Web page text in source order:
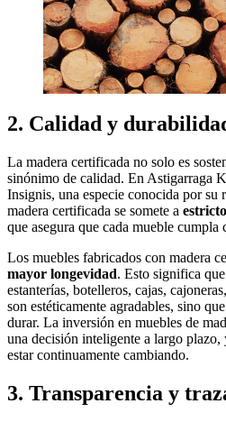
2. Calidad y
La madera certificada no solo es
sinónimo de calidad. En Astigarraga
Insignis, una especie conocida por su
madera certificada se somete a
que asegura que cada mueble cumpla
Los muebles fabricados con madera
mayor longevidad. Esto significa
estanterías, botelleros, cajas,
son estéticamente agradables, sino
durar. La inversión en muebles de
una decisión inteligente a largo plazo,
estar continuamente cambiando.
3. Transparencia y